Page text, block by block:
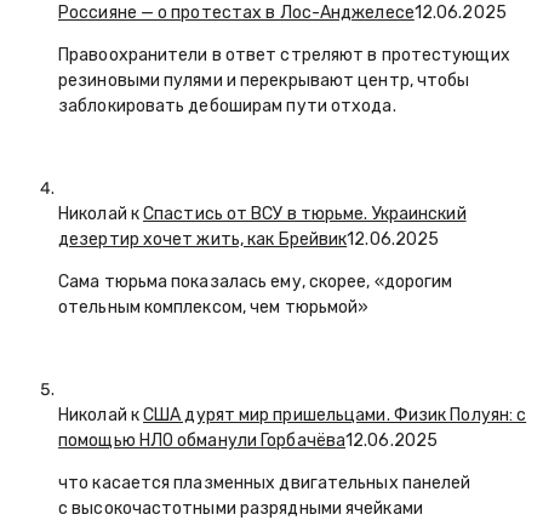
Россияне — о протестах в Лос-Анджелесе12.06.2025
Правоохранители в ответ стреляют в протестующих
резиновыми пулями и перекрывают центр, чтобы
заблокировать дебоширам пути отхода.
Николай кСпастись от ВСУ в тюрьме. Украинский
дезертир хочет жить, как Брейвик12.06.2025
Сама тюрьма показалась ему, скорее, «дорогим
отельным комплексом, чем тюрьмой»
Николай кСША дурят мир пришельцами. Физик Полуян: с
помощью НЛО обманули Горбачёва12.06.2025
что касается плазменных двигательных панелей
с высокочастотными разрядными ячейками